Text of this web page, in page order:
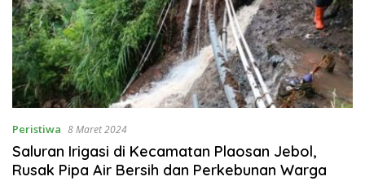
Peristiwa 8 Maret 2024
Saluran Irigasi di Kecamatan Plaosan Jebol,
Rusak Pipa Air Bersih dan Perkebunan Warga